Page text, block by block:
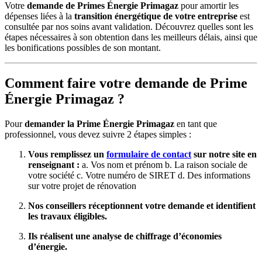
Votre demande de Primes Énergie Primagaz pour amortir les
dépenses liées à la transition énergétique de votre entreprise est
consultée par nos soins avant validation. Découvrez quelles sont les
étapes nécessaires à son obtention dans les meilleurs délais, ainsi que
les bonifications possibles de son montant.
Comment faire votre demande de Prime
Énergie Primagaz ?
Pourdemander la Prime Énergie Primagaz en tant que
professionnel, vous devez suivre 2 étapes simples :
Vous remplissez un formulaire de contact sur notre site en
renseignant : a. Vos nom et prénom b. La raison sociale de
votre société c. Votre numéro de SIRET d. Des informations
sur votre projet de rénovation
Nos conseillers réceptionnent votre demande et identifient
les travaux éligibles.
Ils réalisent une analyse de chiffrage d’économies
d’énergie.